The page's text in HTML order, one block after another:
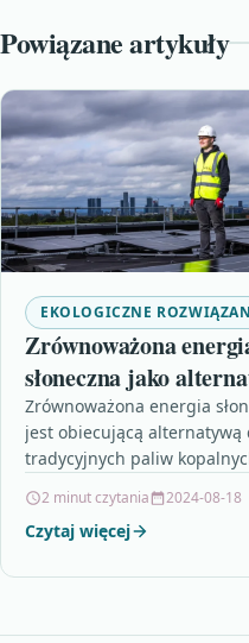
Powiązane artykuły
EKOLOGICZNE
Zrównoważona
słoneczna jako
dla paliw kopalnych
Zrównoważona energia
jest obiecującą alternatywą
tradycyjnych paliw
środowiska i gospodarki. Jej
wykorzystanie nie emituje
2 minut czytania 2024-08-18
Czytaj więcej